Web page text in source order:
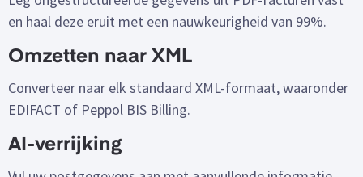
en haal deze eruit met een nauwkeurigheid van 99%.
Omzetten naar XML
Converteer naar elk standaard XML-formaat, waaronder
EDIFACT of Peppol BIS Billing.
AI-verrijking